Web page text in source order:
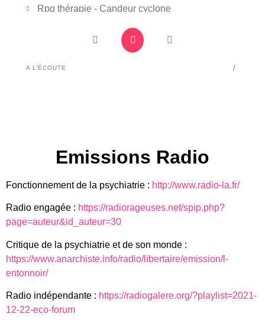
Rpg thérapie - Candeur cyclone
L'enfer - Stromae
Sainte Anne - Fauve
Le jour se lève encore - Barbara
Le mal de vivre - Barbara
Le stress - JP Manova
Les gens qui doutent - Anne Sylvestre
A L’ÉCOUTE
Chanson précédente
Lecture
Mettre en pause
/
Emissions Radio
Fonctionnement de la psychiatrie : http://www.radio-la.fr/
Radio engagée : https://radiorageuses.net/spip.php?
page=auteur&id_auteur=30
Critique de la psychiatrie et de son monde :
https://www.anarchiste.info/radio/libertaire/emission/l-
entonnoir/
Radio indépendante : https://radiogalere.org/?playlist=2021-
12-22-eco-forum